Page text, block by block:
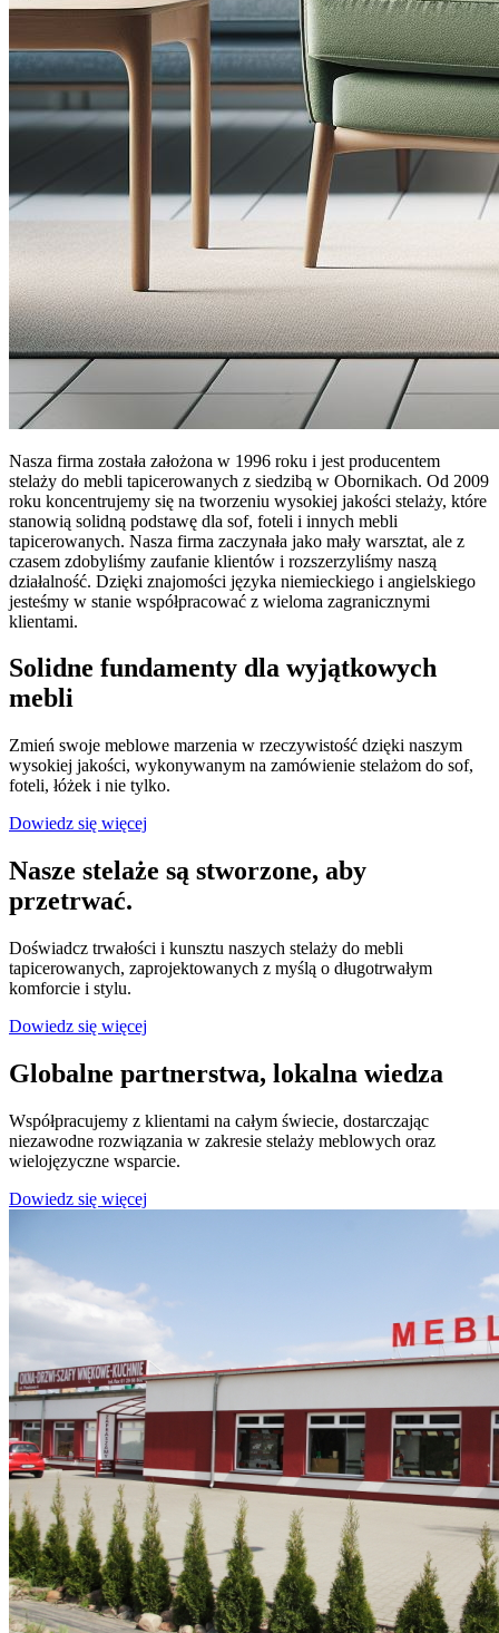
Nasza firma została założona w 1996 roku i jest producentem
stelaży do mebli tapicerowanych z siedzibą w Obornikach. Od 2009
roku koncentrujemy się na tworzeniu wysokiej jakości stelaży, które
stanowią solidną podstawę dla sof, foteli i innych mebli
tapicerowanych. Nasza firma zaczynała jako mały warsztat, ale z
czasem zdobyliśmy zaufanie klientów i rozszerzyliśmy naszą
działalność. Dzięki znajomości języka niemieckiego i angielskiego
jesteśmy w stanie współpracować z wieloma zagranicznymi
klientami.
Solidne fundamenty dla wyjątkowych
mebli
Zmień swoje meblowe marzenia w rzeczywistość dzięki naszym
wysokiej jakości, wykonywanym na zamówienie stelażom do sof,
foteli, łóżek i nie tylko.
Dowiedz się więcej
Nasze stelaże są stworzone, aby
przetrwać.
Doświadcz trwałości i kunsztu naszych stelaży do mebli
tapicerowanych, zaprojektowanych z myślą o długotrwałym
komforcie i stylu.
Dowiedz się więcej
Globalne partnerstwa, lokalna wiedza
Współpracujemy z klientami na całym świecie, dostarczając
niezawodne rozwiązania w zakresie stelaży meblowych oraz
wielojęzyczne wsparcie.
Dowiedz się więcej